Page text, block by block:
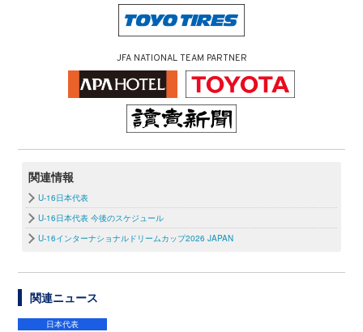
JFA NATIONAL TEAM PARTNER
関連情報
U-16日本代表
U-16日本代表 今後のスケジュール
U-16インターナショナルドリームカップ2026 JAPAN
関連ニュース
日本代表